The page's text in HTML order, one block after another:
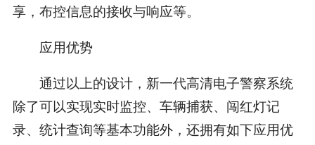
享，布控信息的接收与响应等。
应用优势
通过以上的设计，新一代高清电子警察系统
除了可以实现实时监控、车辆捕获、闯红灯记
录、统计查询等基本功能外，还拥有如下应用优